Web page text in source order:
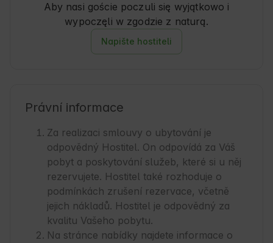
Aby nasi goście poczuli się wyjątkowo i
wypoczęli w zgodzie z naturą.
Napište hostiteli
Právní informace
Za realizaci smlouvy o ubytování je
odpovědný Hostitel. On odpovídá za Váš
pobyt a poskytování služeb, které si u něj
rezervujete. Hostitel také rozhoduje o
podmínkách zrušení rezervace, včetně
jejich nákladů. Hostitel je odpovědný za
kvalitu Vašeho pobytu.
Na stránce nabídky najdete informace o